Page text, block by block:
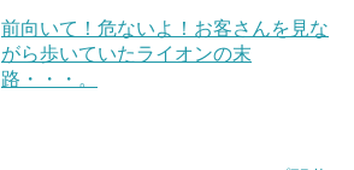
前向いて！危ないよ！お客さんを見な
がら歩いていたライオンの末
路・・・。